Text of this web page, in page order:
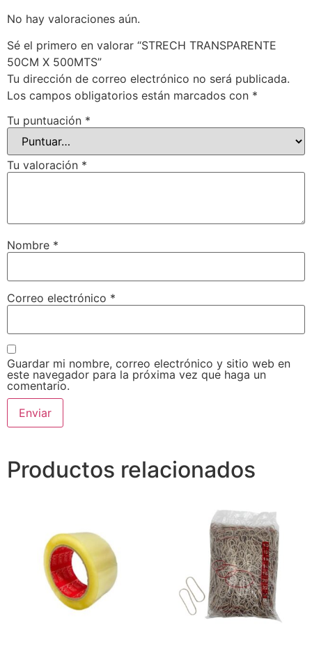
No hay valoraciones aún.
Sé el primero en valorar “STRECH TRANSPARENTE
50CM X 500MTS”
Tu dirección de correo electrónico no será publicada.
Los campos obligatorios están marcados con *
Tu puntuación *
Tu valoración *
Nombre *
Correo electrónico *
Guardar mi nombre, correo electrónico y sitio web en
este navegador para la próxima vez que haga un
comentario.
Productos relacionados